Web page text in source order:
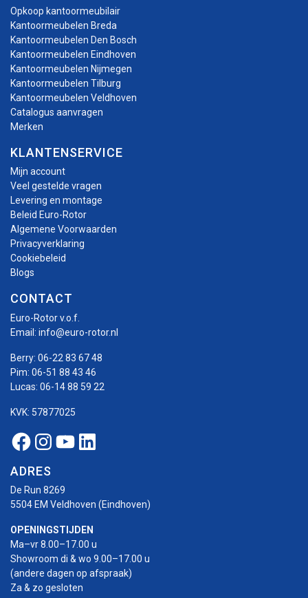
Opkoop kantoormeubilair
Kantoormeubelen Breda
Kantoormeubelen Den Bosch
Kantoormeubelen Eindhoven
Kantoormeubelen Nijmegen
Kantoormeubelen Tilburg
Kantoormeubelen Veldhoven
Catalogus aanvragen
Merken
KLANTENSERVICE
Mijn account
Veel gestelde vragen
Levering en montage
Beleid Euro-Rotor
Algemene Voorwaarden
Privacyverklaring
Cookiebeleid
Blogs
CONTACT
Euro-Rotor v.o.f.
Email: info@euro-rotor.nl
Berry: 06-22 83 67 48
Pim: 06-51 88 43 46
Lucas: 06-14 88 59 22
KVK: 57877025
Facebook Euro-rotor
Instagram Euro-rotor
Youtube Euro-rotor
Linkedin Euro-rotor
ADRES
De Run 8269
5504 EM Veldhoven (Eindhoven)
OPENINGSTIJDEN
Ma–vr 8.00–17.00 u
Showroom di & wo 9.00–17.00 u
(andere dagen op afspraak)
Za & zo gesloten